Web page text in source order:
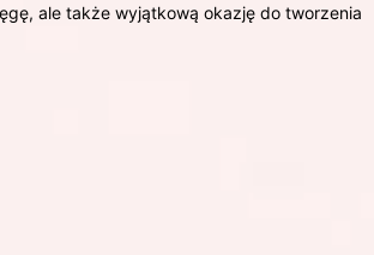
ale także wyjątkową okazję do tworzenia